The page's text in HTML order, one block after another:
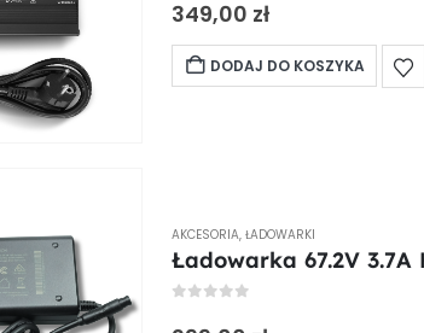
349,00 zł
DODAJ DO KOSZYKA
AKCESORIA, ŁADOWARKI
Ładowarka 67.2V 3.7A